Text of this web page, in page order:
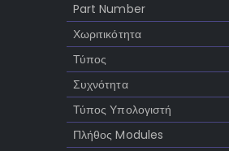
Part Number
Χωριτικότητα
Τύπος
Συχνότητα
Τύπος Υπολογιστή
Πλήθος Modules